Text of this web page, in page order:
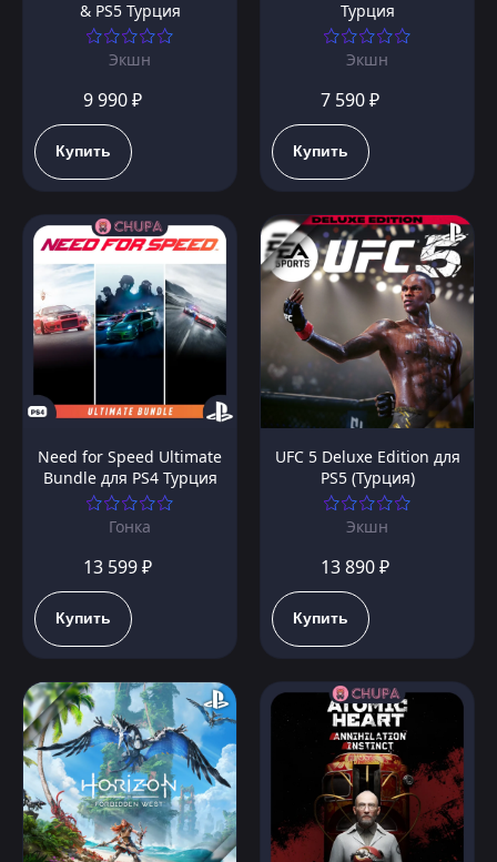
& PS5 Турция
Экшн
9 990 ₽
Купить
Турция
Экшн
7 590 ₽
Купить
Need for Speed Ultimate
Bundle для PS4 Турция
Гонка
13 599 ₽
Купить
UFC 5 Deluxe Edition для
PS5 (Турция)
Экшн
13 890 ₽
Купить